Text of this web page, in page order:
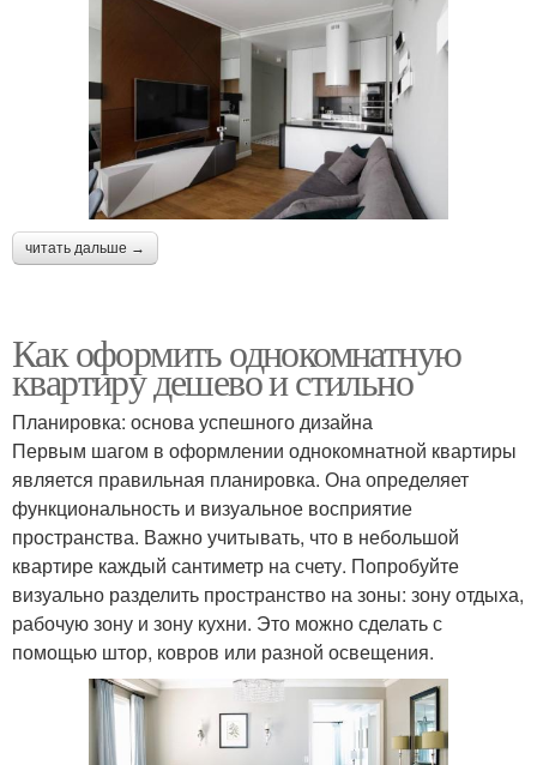
читать дальше →
Как оформить однокомнатную
квартиру дешево и стильно
Планировка: основа успешного дизайна
Первым шагом в оформлении однокомнатной квартиры
является правильная планировка. Она определяет
функциональность и визуальное восприятие
пространства. Важно учитывать, что в небольшой
квартире каждый сантиметр на счету. Попробуйте
визуально разделить пространство на зоны: зону отдыха,
рабочую зону и зону кухни. Это можно сделать с
помощью штор, ковров или разной освещения.